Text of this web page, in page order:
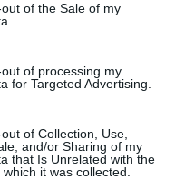
of the Sale of my
of processing my
for Targeted Advertising.
of Collection, Use,
and/or Sharing of my
that Is Unrelated with the
it was collected.